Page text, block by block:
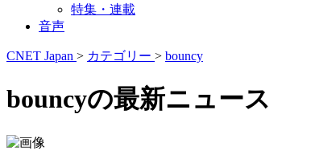
特集・連載
音声
CNET Japan > カテゴリー > bouncy
bouncyの最新ニュース